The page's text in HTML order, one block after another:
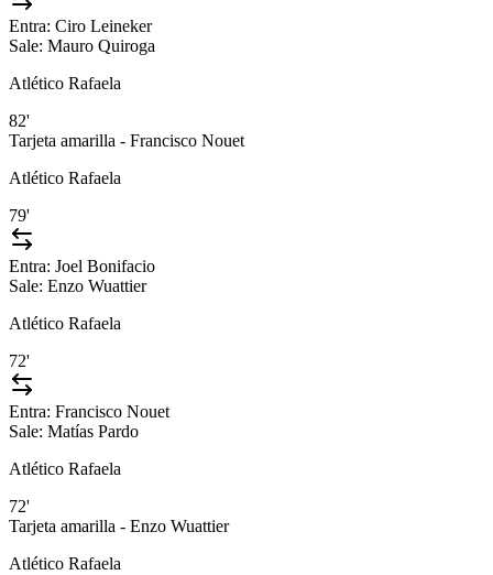
Entra: Ciro Leineker
Sale: Mauro Quiroga
Atlético Rafaela
82'
Tarjeta amarilla - Francisco Nouet
Atlético Rafaela
79'
Entra: Joel Bonifacio
Sale: Enzo Wuattier
Atlético Rafaela
72'
Entra: Francisco Nouet
Sale: Matías Pardo
Atlético Rafaela
72'
Tarjeta amarilla - Enzo Wuattier
Atlético Rafaela